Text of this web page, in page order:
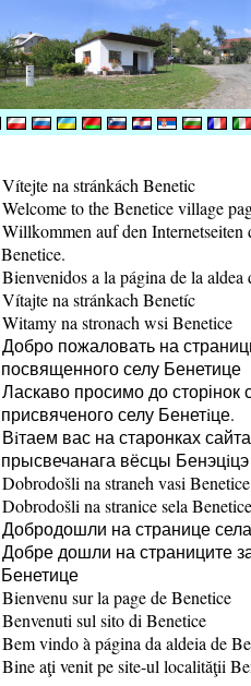
Vítejte na stránkách Benetic
Welcome to the Benetice village
Willkommen auf den Internetseiten
Benetice.
Bienvenidos a la página de la aldea
Vítajte na stránkach Benetíc
Witamy na stronach wsi Benetice
Добро пожаловать на
посвященного селу Бенетице
Ласкаво просимо до сторінок
присвяченого селу Бенетiце.
Вiтаем вас на старонках
прысвечанага вёсцы Бенэцiцэ
Dobrodošli na straneh vasi Benetice
Dobrodošli na stranice sela Benetice
Добродошли на странице
Добре дошли на страниците
Бенетице
Bienvenu sur la page de Benetice
Benvenuti sul sito di Benetice
Bem vindo à página da aldeia de
Bine aţi venit pe site-ul localităţii